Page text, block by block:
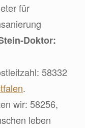
für
Doktor:
58332
.
wir: 58256,
leben